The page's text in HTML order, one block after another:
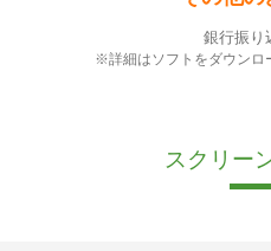
銀行振り
※詳細はソフトをダウンロ
スクリー